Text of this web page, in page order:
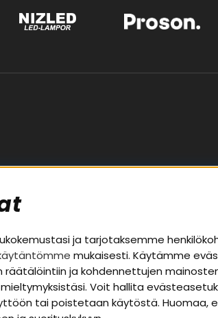
Alueet
Autohifi
Kotihifi
Uutuudet
ja tarjotaksemme
mukaisesti. Käytämme
räätälöintiin ja kohdennettujen
Voit hallita
tai poistetaan käytöstä. Huomaa,